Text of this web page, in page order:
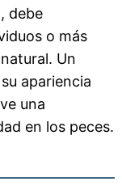
debe
o más
Un
apariencia
una
en los peces.